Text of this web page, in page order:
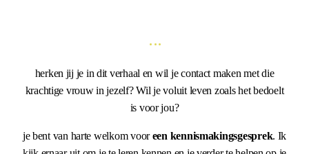
…
herken jij je in dit verhaal en wil je contact maken met die
krachtige vrouw in jezelf? Wil je voluit leven zoals het bedoelt
is voor jou?
je bent van harte welkom vooreen kennismakingsgesprek. Ik